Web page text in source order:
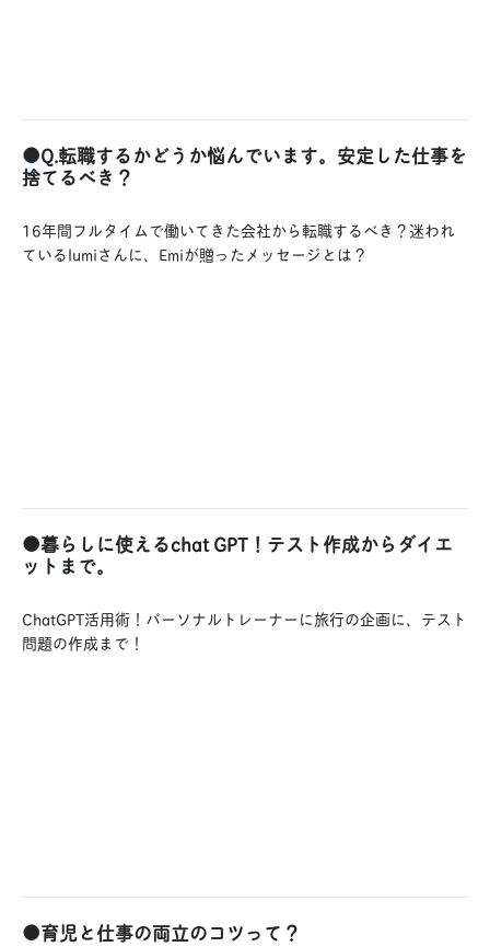
●Q.転職するかどうか悩んでいます。安定した仕事を
捨てるべき？
16年間フルタイムで働いてきた会社から転職するべき？迷われ
ているlumiさんに、Emiが贈ったメッセージとは？
●暮らしに使えるchat GPT！テスト作成からダイエ
ットまで。
ChatGPT活用術！パーソナルトレーナーに旅行の企画に、テスト
問題の作成まで！
●育児と仕事の両立のコツって？